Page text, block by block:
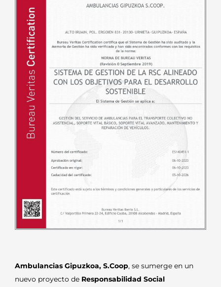
Ambulancias Gipuzkoa, S.Coop, se sumerge en un
nuevo proyecto de Responsabilidad Social